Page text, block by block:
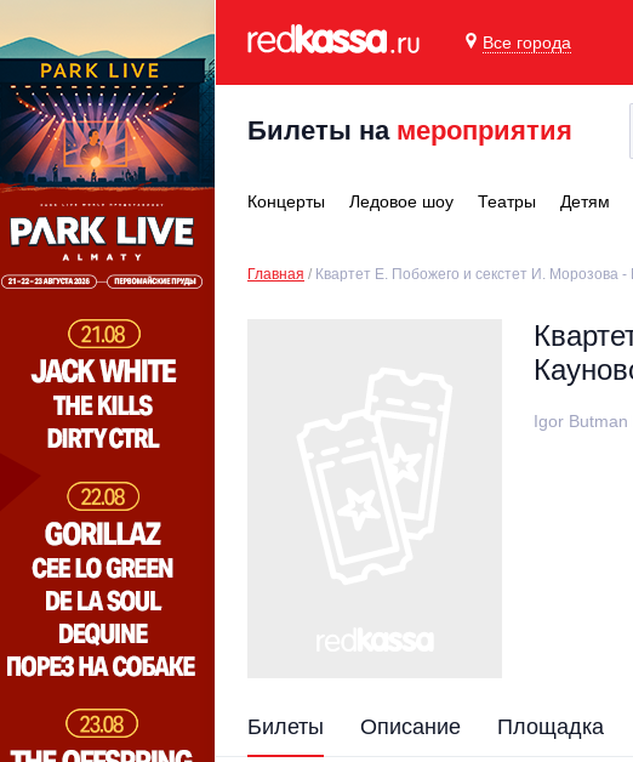
Все города
Билеты на мероприятия
Концерты Ледовое шоу Театры Детям
Главная Квартет Е. Побожего и секстет И. Морозова -
Igor Butman
Билеты Описание Площадка